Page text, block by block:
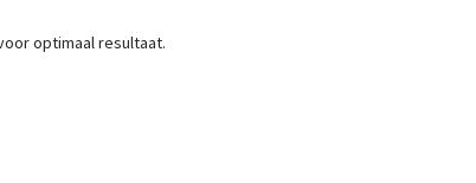
optimaal resultaat.